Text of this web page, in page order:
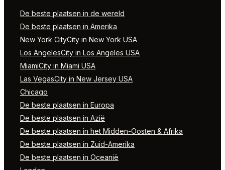
De beste plaatsen in de wereld
De beste plaatsen in Amerika
New York CityCity in New York USA
Los AngelesCity in Los Angeles USA
MiamiCity in Miami USA
Las VegasCity in New Jersey USA
Chicago
De beste plaatsen in Europa
De beste plaatsen in Azië
De beste plaatsen in het Midden-Oosten & Afrika
De beste plaatsen in Zuid-Amerika
De beste plaatsen in Oceanië